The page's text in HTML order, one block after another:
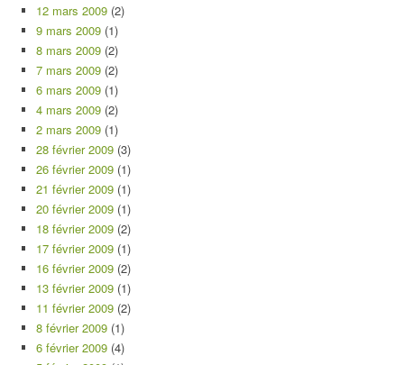
12 mars 2009 (2)
9 mars 2009 (1)
8 mars 2009 (2)
7 mars 2009 (2)
6 mars 2009 (1)
4 mars 2009 (2)
2 mars 2009 (1)
28 février 2009 (3)
26 février 2009 (1)
21 février 2009 (1)
20 février 2009 (1)
18 février 2009 (2)
17 février 2009 (1)
16 février 2009 (2)
13 février 2009 (1)
11 février 2009 (2)
8 février 2009 (1)
6 février 2009 (4)